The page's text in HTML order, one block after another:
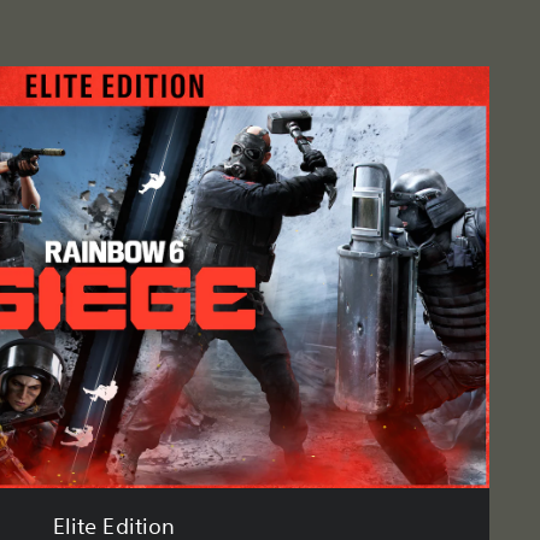
Elite Edition